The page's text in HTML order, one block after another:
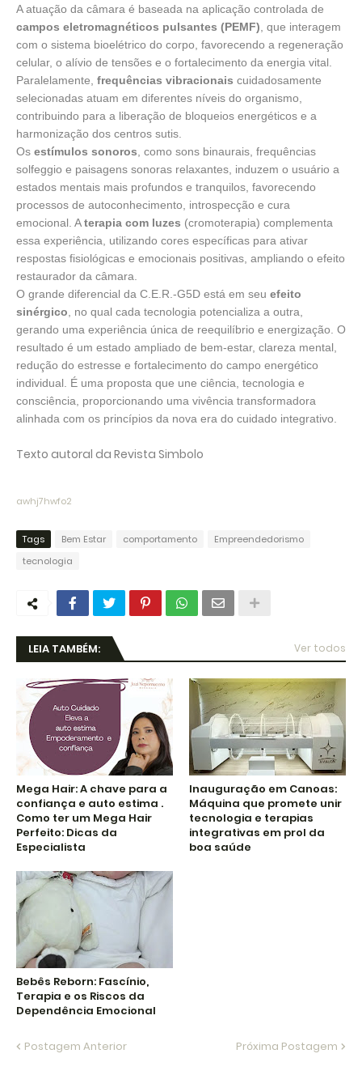
A atuação da câmara é baseada na aplicação controlada de
campos eletromagnéticos pulsantes (PEMF) , que interagem
com o sistema bioelétrico do corpo, favorecendo a regeneração
celular, o alívio de tensões e o fortalecimento da energia vital.
Paralelamente, frequências vibracionais cuidadosamente
selecionadas atuam em diferentes níveis do organismo,
contribuindo para a liberação de bloqueios energéticos e a
harmonização dos centros sutis.
Os estímulos sonoros , como sons binaurais, frequências
solfeggio e paisagens sonoras relaxantes, induzem o usuário a
estados mentais mais profundos e tranquilos, favorecendo
processos de autoconhecimento, introspecção e cura
emocional. Aterapia com luzes (cromoterapia) complementa
essa experiência, utilizando cores específicas para ativar
respostas fisiológicas e emocionais positivas, ampliando o efeito
restaurador da câmara.
O grande diferencial da C.E.R.-G5D está em seu efeito
sinérgico , no qual cada tecnologia potencializa a outra,
gerando uma experiência única de reequilíbrio e energização. O
resultado é um estado ampliado de bem-estar, clareza mental,
redução do estresse e fortalecimento do campo energético
individual. É uma proposta que une ciência, tecnologia e
consciência, proporcionando uma vivência transformadora
alinhada com os princípios da nova era do cuidado integrativo.
Texto autoral da Revista Simbolo
awhj7hwfo2
Tags Bem Estar comportamento
Empreendedorismo
tecnologia
LEIA TAMBÉM: Ver todos
Mega Hair: A chave para a
confiança e auto estima .
Como ter um Mega Hair
Perfeito: Dicas da
Especialista
Inauguração em Canoas:
Máquina que promete unir
tecnologia e terapias
integrativas em prol da
boa saúde
Bebês Reborn: Fascínio,
Terapia e os Riscos da
Dependência Emocional
Postagem Anterior Próxima Postagem